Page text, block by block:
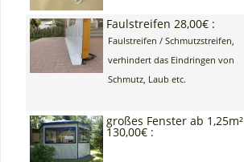
Faulstreifen 28,00€ :
Faulstreifen / Schmutzstreifen,
verhindert das Eindringen von
Schmutz, Laub etc.
großes Fenster ab 1,25m²
130,00€ :